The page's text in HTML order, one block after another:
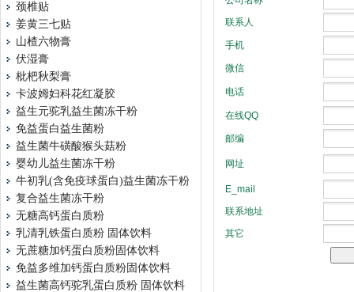
颈椎贴
姜黄三七贴
山楂六物膏
伏湿膏
枇杷秋梨膏
卡波姆妇科花红凝胶
益生元驼乳益生菌冻干粉
免益蛋白益生菌粉
益生菌牛磺酸猴头菇粉
婴幼儿益生菌冻干粉
牛初乳(含免疫球蛋白)益生菌冻干粉
复合益生菌冻干粉
无糖高钙蛋白质粉
乳清乳铁蛋白质粉 固体饮料
无蔗糖加钙蛋白质粉固体饮料
免益多维加钙蛋白质粉固体饮料
益生菌高钙驼乳蛋白质粉 固体饮料